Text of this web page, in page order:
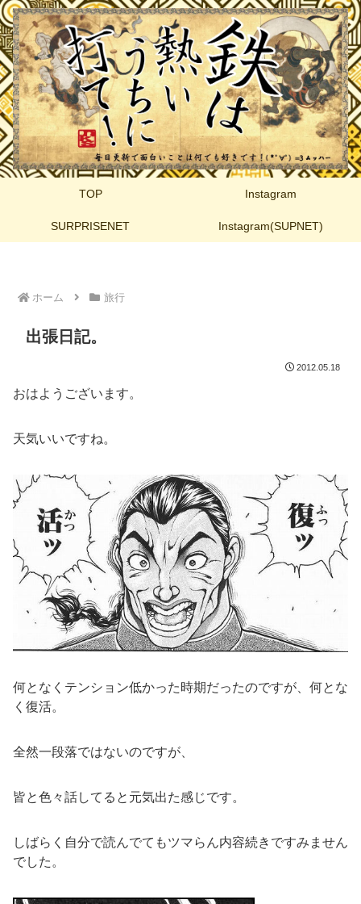
TOP Instagram
SURPRISENET Instagram(SUPNET)
ホーム 旅行
出張日記。
2012.05.18
おはようございます。
天気いいですね。
何となくテンション低かった時期だったのですが、何とな
く復活。
全然一段落ではないのですが、
皆と色々話してると元気出た感じです。
しばらく自分で読んでてもツマらん内容続きですみません
でした。